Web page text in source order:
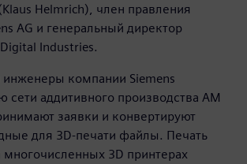
Helmrich), член правления
AG и генеральный директор
Industries.
инженеры компании Siemens
сети аддитивного производства AM
заявки и конвертируют
для 3D-печати файлы. Печать
3D принтерах